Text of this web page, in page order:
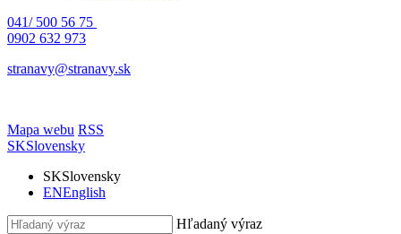
041/ 500 56 75
0902 632 973
stranavy@stranavy.sk
Mapa webu RSS
SKSlovensky
SKSlovensky
ENEnglish
Hľadaný výraz